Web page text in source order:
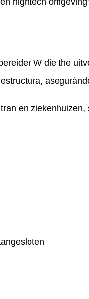
hightech
W die the
en